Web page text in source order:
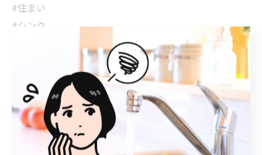
#住まい
#シンク
#生活の知恵
#故障対策
#早期発見
#清掃習慣
#水圧低下